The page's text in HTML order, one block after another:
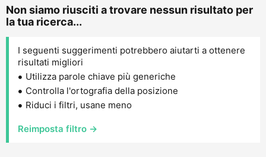
Non siamo riusciti a trovare nessun risultato per
la tua ricerca...
I seguenti suggerimenti potrebbero aiutarti a ottenere
risultati migliori
Utilizza parole chiave più generiche
Controlla l'ortografia della posizione
Riduci i filtri, usane meno
Reimposta filtro →